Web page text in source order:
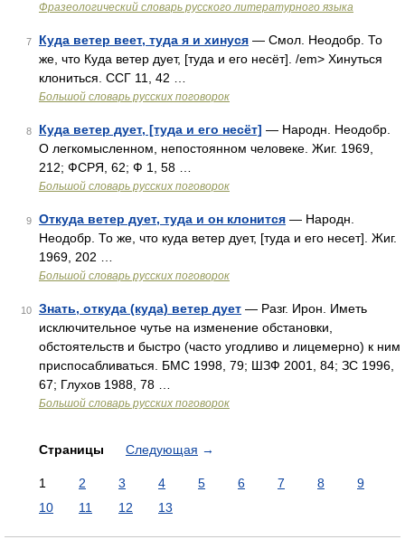
Фразеологический словарь русского литературного языка
7 Куда ветер веет, туда я и хинуся — Смол. Неодобр. То
же, что Куда ветер дует, [туда и его несёт]. /em> Хинуться
клониться. ССГ 11, 42 …
Большой словарь русских поговорок
8 Куда ветер дует, [туда и его несёт] — Народн. Неодобр.
О легкомысленном, непостоянном человеке. Жиг. 1969,
212; ФСРЯ, 62; Ф 1, 58 …
Большой словарь русских поговорок
9 Откуда ветер дует, туда и он клонится — Народн.
Неодобр. То же, что куда ветер дует, [туда и его несет]. Жиг.
1969, 202 …
Большой словарь русских поговорок
10 Знать, откуда (куда) ветер дует — Разг. Ирон. Иметь
исключительное чутье на изменение обстановки,
обстоятельств и быстро (часто угодливо и лицемерно) к ним
приспосабливаться. БМС 1998, 79; ШЗФ 2001, 84; ЗС 1996,
67; Глухов 1988, 78 …
Большой словарь русских поговорок
Страницы Следующая →
1 2 3 4 5 6 7 8
9
10
11 12 13